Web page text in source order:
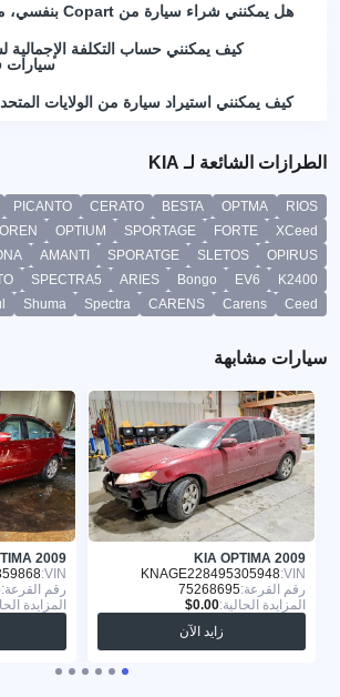
هل يمكنني شراء سيارة من Copart بنفسي، من دون وسيط؟
كيف يمكنني حساب التكلفة الإجمالية
سيارات
كيف يمكنني استيراد سيارة من الولايات
الطرازات الشائعة لـ KIA
RIOS
OPTMA
BESTA
CERATO
PICANTO
XCeed
FORTE
SPORTAGE
OPTIUM
OPIRUS
SLETOS
SPORATGE
AMANTI
K2400
EV6
Bongo
ARIES
SPECTRA5
Ceed
Carens
CARENS
Spectra
Shuma
سيارات مشابهة
KIA OPTIMA 2009
VIN:
KNAGE228495305948
رقم القرعة:75268695
المزايدة الحالية:
زايد الآن
2009
VIN:
رقم القرعة:
المزايدة